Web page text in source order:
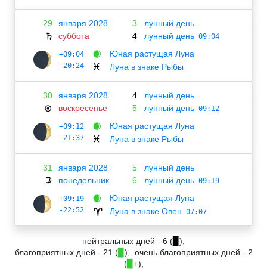
29 января 2028
♄ суббота
3
лунный день
4
лунный день 09:04
+09:04
-20:24
🌒 Юная растущая Луна
♓ Луна в знаке Рыбы
30 января 2028
☉ воскресенье
4
лунный день
5
лунный день 09:12
+09:12
-21:37
🌒 Юная растущая Луна
♓ Луна в знаке Рыбы
31 января 2028
☽ понедельник
5
лунный день
6
лунный день 09:19
+09:19
-22:52
🌒 Юная растущая Луна
♈ Луна в знаке Овен 07:07
нейтральных дней - 6 (
),
благоприятных дней - 21 (▉ ), очень благоприятных дней - 2
(▉+),